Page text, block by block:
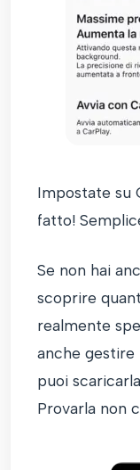
Impostate su
fatto!
Se non hai
scoprire
realmente
anche
puoi
Provarla non